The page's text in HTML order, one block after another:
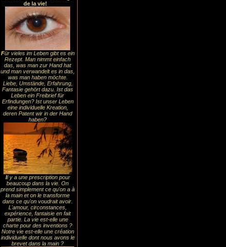
de la vie!
Für vieles im Leben gibt es ein
Rezept. Man nimmt einfach
das, was man zur Hand hat
und man verwandelt es in das,
was man haben möchte.
Liebe, Umstände, Erfahrung,
Fantasie gehört dazu. Ist das
Leben ein Freibrief für
Erfindungen? Ist unser Leben
eine individuelle Kreation,
deren Patent wir in der Hand
haben?
Il y a une prescription pour
beaucoup dans la vie. On
prend simplement ce qu'on a à
la main et on le transforme
dans ce qu'on voudrait avoir.
L'amour, circonstances,
expérience, fantaisie en fait
partie. La vie est-elle une
charte pour des inventions ?
Notre vie est-elle une création
individuelle dont nous avons le
brevet dans la main ?